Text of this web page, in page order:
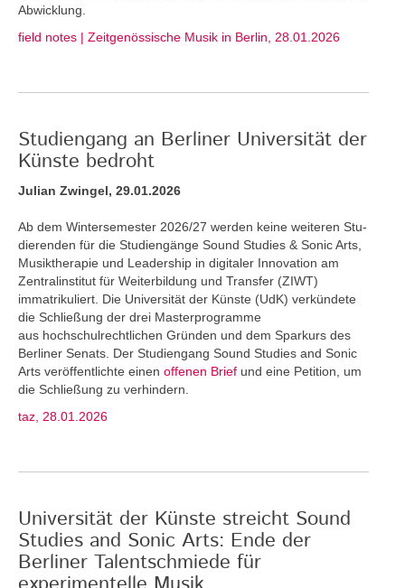
Abwicklung.
field notes | Zeitgenössische Musik in Berlin, 28.01.2026
Studiengang an Berliner Universität der
Künste bedroht
Julian Zwingel, 29.01.2026
Ab dem Wintersemester 2026/27 werden keine weiteren Stu­
dierenden für die Studiengänge Sound Studies & Sonic Arts,
Musiktherapie und Leadership in digitaler Innovation am
Zentralinstitut für Weiterbildung und Transfer (ZIWT)
immatrikuliert. Die Universität der Künste (UdK) verkündete
die Schließung der drei Masterprogramme
aus hochschulrechtlichen Gründen und dem Sparkurs des
Berliner Senats. Der Studiengang Sound Studies and Sonic
Arts veröffentlichte einen offenen Brief und eine Petition, um
die Schließung zu verhindern.
taz, 28.01.2026
Universität der Künste streicht Sound
Studies and Sonic Arts: Ende der
Berliner Talentschmiede für